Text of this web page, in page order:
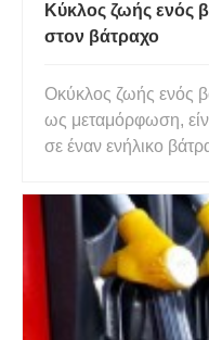
Κύκλος ζωής ενός
στον βάτραχο
Οκύκλος ζωής ενός
ως μεταμόρφωση,
σε έναν ενήλικο
γυρίνος τελικά
μετατρέπεται σε
από το νερό και